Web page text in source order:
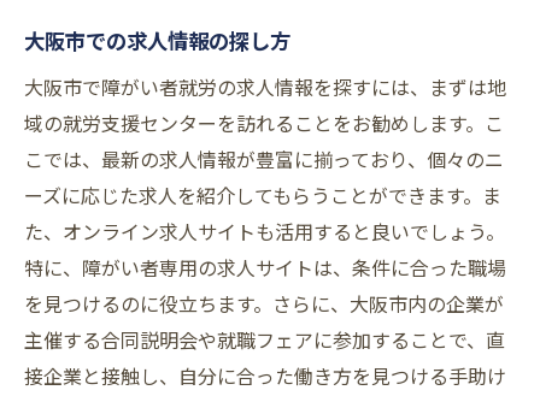
大阪市での求人情報の探し方
大阪市で障がい者就労の求人情報を探すには、まずは地
域の就労支援センターを訪れることをお勧めします。こ
こでは、最新の求人情報が豊富に揃っており、個々のニ
ーズに応じた求人を紹介してもらうことができます。ま
た、オンライン求人サイトも活用すると良いでしょう。
特に、障がい者専用の求人サイトは、条件に合った職場
を見つけるのに役立ちます。さらに、大阪市内の企業が
主催する合同説明会や就職フェアに参加することで、直
接企業と接触し、自分に合った働き方を見つける手助け